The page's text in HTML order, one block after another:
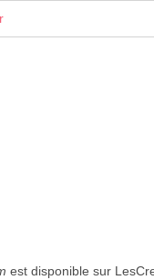
est disponible sur